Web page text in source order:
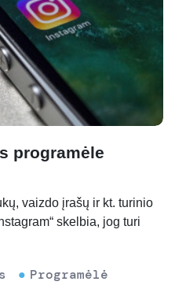
programėle
vaizdo įrašų ir kt. turinio
skelbia, jog turi
Programėlė